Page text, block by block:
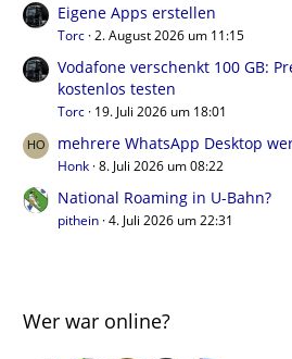
Eigene Apps erstellen
Torc 2. August 2026 um 11:15
Vodafone verschenkt 100 GB:
kostenlos testen
Torc 19. Juli 2026 um 18:01
mehrere WhatsApp Desktop
Honk 8. Juli 2026 um 08:22
National Roaming in U-Bahn?
pithein 4. Juli 2026 um 22:31
Wer war online?